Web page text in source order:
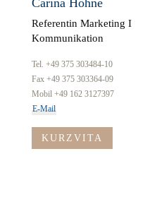
Referentin Marketing I
Kommunikation
Tel. +49 375 303484-10
Fax +49 375 303364-09
Mobil +49 162 3127397
E-Mail
KURZVITA